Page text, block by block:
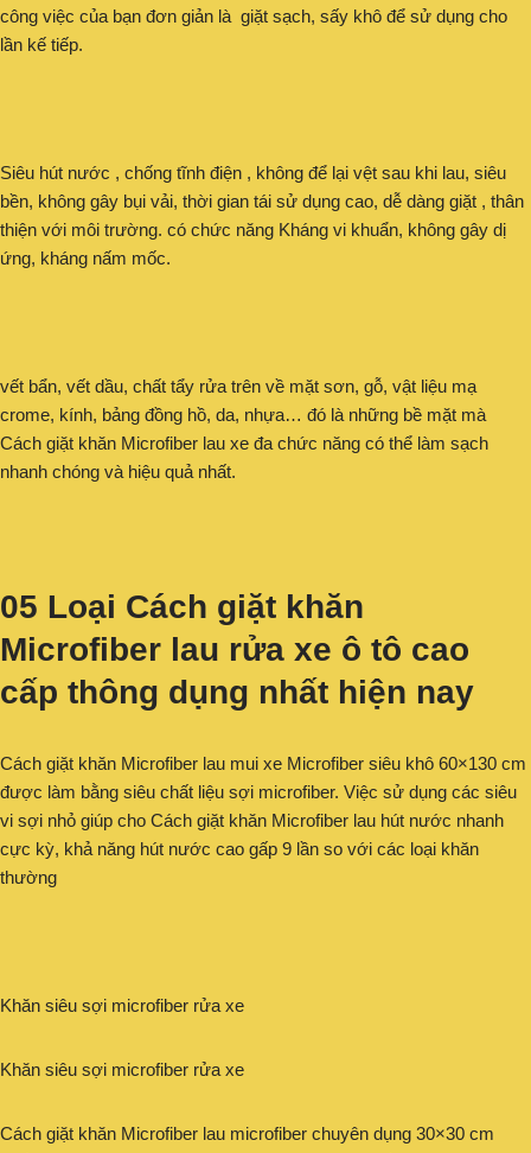
công việc của bạn đơn giản là giặt sạch, sấy khô để sử dụng cho
lần kế tiếp.
Siêu hút nước , chống tĩnh điện , không để lại vệt sau khi lau, siêu
bền, không gây bụi vải, thời gian tái sử dụng cao, dễ dàng giặt , thân
thiện với môi trường. có chức năng Kháng vi khuẩn, không gây dị
ứng, kháng nấm mốc.
vết bẩn, vết dầu, chất tẩy rửa trên về mặt sơn, gỗ, vật liệu mạ
crome, kính, bảng đồng hồ, da, nhựa… đó là những bề mặt mà
Cách giặt khăn Microfiber lau xe đa chức năng có thể làm sạch
nhanh chóng và hiệu quả nhất.
05 Loại Cách giặt khăn
Microfiber lau rửa xe ô tô cao
cấp thông dụng nhất hiện nay
Cách giặt khăn Microfiber lau mui xe Microfiber siêu khô 60×130 cm
được làm bằng siêu chất liệu sợi microfiber. Việc sử dụng các siêu
vi sợi nhỏ giúp cho Cách giặt khăn Microfiber lau hút nước nhanh
cực kỳ, khả năng hút nước cao gấp 9 lần so với các loại khăn
thường
Khăn siêu sợi microfiber rửa xe
Khăn siêu sợi microfiber rửa xe
Cách giặt khăn Microfiber lau microfiber chuyên dụng 30×30 cm